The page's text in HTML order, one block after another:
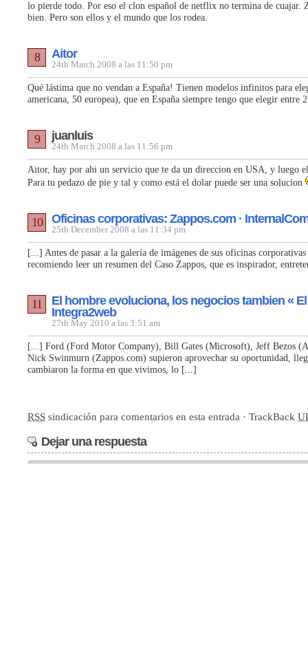
lo pierde todo. Por eso el clon español de netflix no termina de cuajar.
bien. Pero son ellos y el mundo que los rodea.
Aitor
24th March 2008 a las 11:50 pm
8
Qué lástima que no vendan a España! Tienen modelos infinitos para
americana, 50 europea), que en España siempre tengo que elegir entre
juanluis
24th March 2008 a las 11:56 pm
9
Aitor, hay por ahi un servicio que te da un direccion en USA, y luego
Para tu pedazo de pie y tal y como está el dolar puede ser una solucion
Oficinas corporativas: Zappos.com ·
25th December 2008 a las 11:34 pm
10
[...] Antes de pasar a la galería de imágenes de sus oficinas corporativas
recomiendo leer un resumen del Caso Zappos, que es inspirador,
El hombre evoluciona, los negocios tambien «
Integra2web
27th May 2010 a las 3:51 am
11
[...] Ford (Ford Motor Company), Bill Gates (Microsoft), Jeff Bezos
Nick Swinmurn (Zappos.com) supieron aprovechar su oportunidad,
cambiaron la forma en que vivimos, lo [...]
RSS sindicación para comentarios en esta entrada · TrackBack
Dejar una respuesta